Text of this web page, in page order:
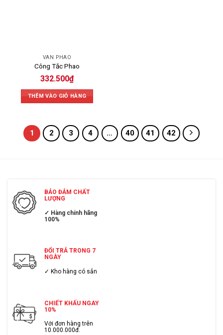
VAN PHAO
Công Tắc Phao
332.500₫
THÊM VÀO GIỎ HÀNG
1 2 3 4 … 40 41 42
BẢO ĐẢM CHẤT
LƯỢNG
✓ Hàng chính hãng
100%
ĐỔI TRẢ TRONG 7
NGÀY
✓ Kho hàng có sẳn
CHIẾT KHẤU NGAY
10%
Với đơn hàng trên
10.000.000đ.